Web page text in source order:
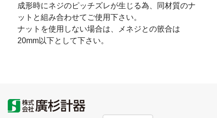
成形時にネジのピッチズレが生じる為、同材質のナ
ットと組み合わせてご使用下さい。
ナットを使用しない場合は、メネジとの篏合は
20mm以下として下さい。